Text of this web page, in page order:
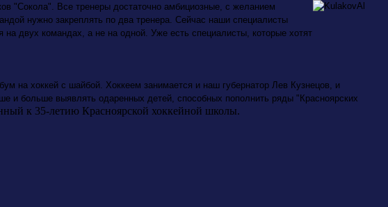
"Сокола". Все тренеры достаточно амбициозные, с желанием
нужно закреплять по два тренера. Сейчас наши специалисты
двух командах, а не на одной. Уже есть специалисты, которые хотят
на хоккей с шайбой. Хоккеем занимается и наш губернатор Лев Кузнецов, и
и больше выявлять одаренных детей, способных пополнить ряды "Красноярских
к 35-летию Красноярской хоккейной школы.